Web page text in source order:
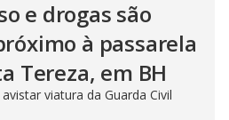
e drogas são
à passarela
Tereza, em BH
viatura da Guarda Civil